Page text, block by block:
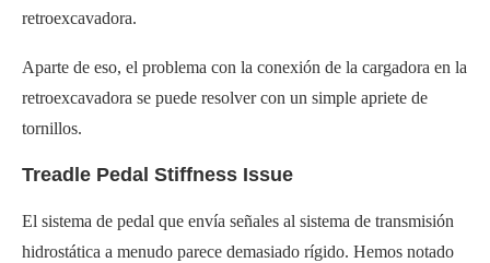
retroexcavadora.
Aparte de eso, el problema con la conexión de la cargadora en la
retroexcavadora se puede resolver con un simple apriete de
tornillos.
Treadle Pedal Stiffness Issue
El sistema de pedal que envía señales al sistema de transmisión
hidrostática a menudo parece demasiado rígido. Hemos notado